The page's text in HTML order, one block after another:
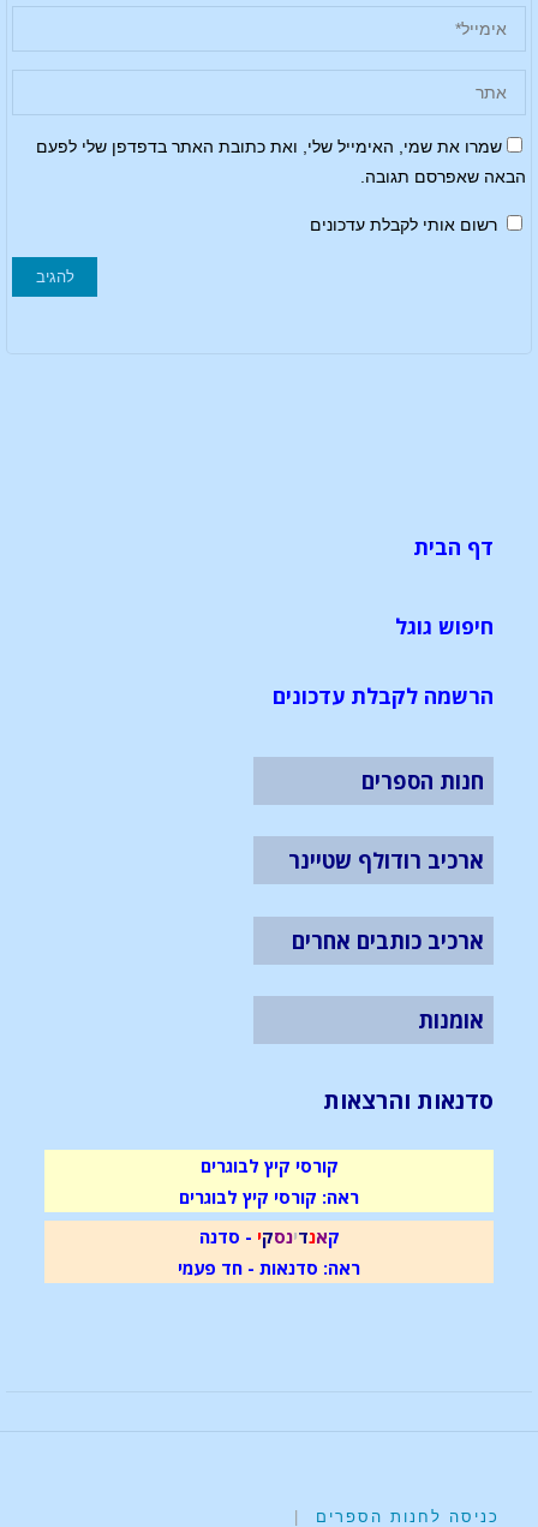
שמרו את שמי, האימייל שלי, ואת כתובת האתר בדפדפן שלי לפעם
הבאה שאפרסם תגובה.
רשום אותי לקבלת עדכונים
דף הבית
חיפוש גוגל
הרשמה לקבלת עדכונים
חנות הספרים
ארכיב רודולף שטיינר
ארכיב כותבים אחרים
אומנות
סדנאות והרצאות
קורסי קיץ לבוגרים
ראה: קורסי קיץ לבוגרים
קאנדינסקי - סדנה
ראה: סדנאות - חד פעמי
כניסה לחנות הספרים |